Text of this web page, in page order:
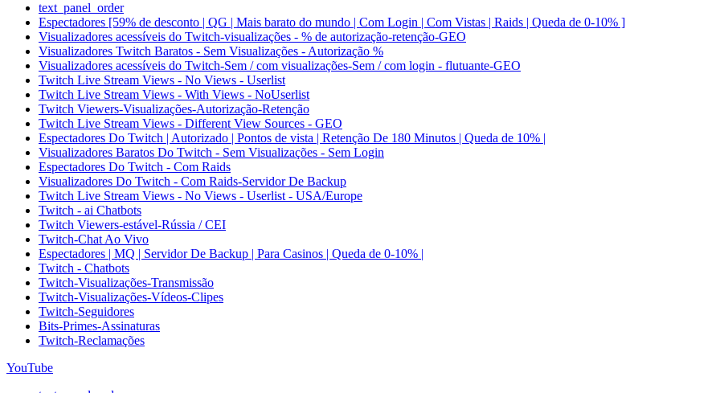
text_panel_order
Espectadores [59% de desconto | QG | Mais barato do mundo | Com Login | Com Vistas | Raids | Queda de 0-10% ]
Visualizadores acessíveis do Twitch-visualizações - % de autorização-retenção-GEO
Visualizadores Twitch Baratos - Sem Visualizações - Autorização %
Visualizadores acessíveis do Twitch-Sem / com visualizações-Sem / com login - flutuante-GEO
Twitch Live Stream Views - No Views - Userlist
Twitch Live Stream Views - With Views - NoUserlist
Twitch Viewers-Visualizações-Autorização-Retenção
Twitch Live Stream Views - Different View Sources - GEO
Espectadores Do Twitch | Autorizado | Pontos de vista | Retenção De 180 Minutos | Queda de 10% |
Visualizadores Baratos Do Twitch - Sem Visualizações - Sem Login
Espectadores Do Twitch - Com Raids
Visualizadores Do Twitch - Com Raids-Servidor De Backup
Twitch Live Stream Views - No Views - Userlist - USA/Europe
Twitch - ai Chatbots
Twitch Viewers-estável-Rússia / CEI
Twitch-Chat Ao Vivo
Espectadores | MQ | Servidor De Backup | Para Casinos | Queda de 0-10% |
Twitch - Chatbots
Twitch-Visualizações-Transmissão
Twitch-Visualizações-Vídeos-Clipes
Twitch-Seguidores
Bits-Primes-Assinaturas
Twitch-Reclamações
YouTube